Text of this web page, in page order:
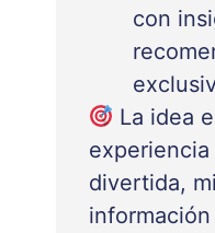
con
La idea
divertida,